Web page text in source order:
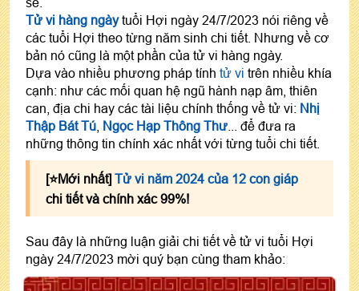
Tử vi hàng ngàytuổi Hợi ngày 24/7/2023 nói riêng về
các tuổi Hợi theo từng năm sinh chi tiết. Nhưng về cơ
bản nó cũng là một phần của tử vi hàng ngày.
Dựa vào nhiều phương pháp tính tử vi trên nhiều khía
cạnh: như các mối quan hệ ngũ hành nạp âm, thiên
can, địa chi hay các tài liệu chính thống về tử vi: Nhị
Thập Bát Tú Ngọc Hạp Thông Thư ... để đưa ra
những thông tin chính xác nhất với từng tuổi chi tiết.
[⭐️Mới nhất] Tử vi năm 2024 của 12 con giáp
chi tiết và chính xác 99%!
Sau đây là những luận giải chi tiết về tử vi tuổi Hợi
ngày 24/7/2023 mời quý bạn cùng tham khảo: